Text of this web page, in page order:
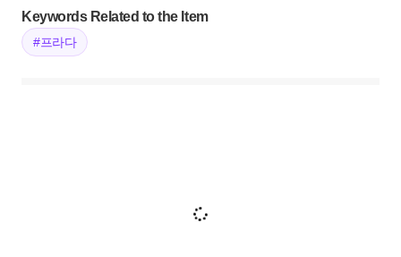
Keywords Related to the Item
#프라다